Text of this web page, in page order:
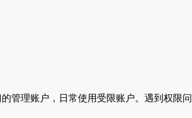
管理账户，日常使用受限账户。遇到权限